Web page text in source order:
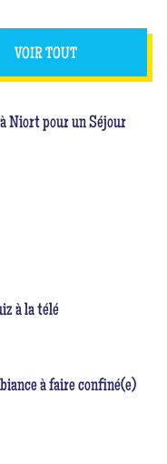
VOIR TOUT
Niort pour un Séjour
à la télé
à faire confiné(e)